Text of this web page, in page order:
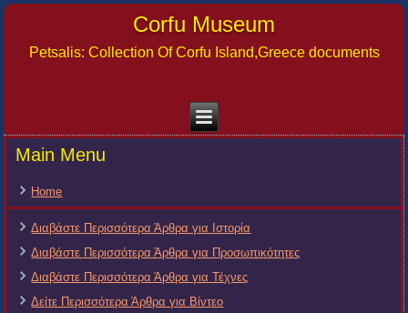
Corfu Museum
Petsalis: Collection Of Corfu Island,Greece documents
Main Menu
Home
Διαβάστε Περισσότερα Άρθρα για Ιστορία
Διαβάστε Περισσότερα Άρθρα για Προσωπικότητες
Διαβάστε Περισσότερα Άρθρα για Τέχνες
Δείτε Περισσότερα Άρθρα για Βίντεο